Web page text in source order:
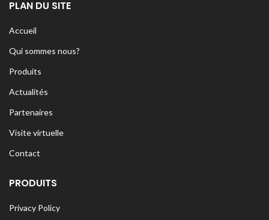
PLAN DU SITE
Accueil
Qui sommes nous?
Produits
Actualités
Partenaires
Visite virtuelle
Contact
PRODUITS
Privacy Policy